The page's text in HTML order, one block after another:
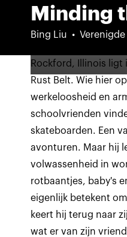
Minding
Bing Liu
Rockford, Illinois ligt
Rust Belt. Wie hier
werkeloosheid en
schoolvrienden
skateboarden. Een
avonturen. Maar hij
volwassenheid in
rotbaantjes, baby's
eigenlijk betekent
keert hij terug naar
wat er van zijn